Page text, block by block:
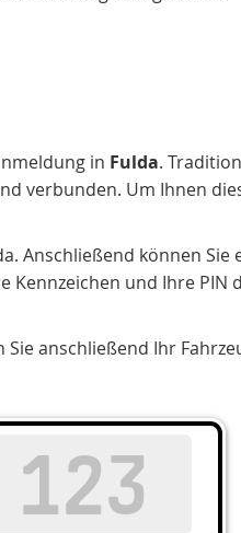
in Fulda.
verbunden. Um Ihnen
Anschließend können
Kennzeichen und Ihre PIN
anschließend Ihr